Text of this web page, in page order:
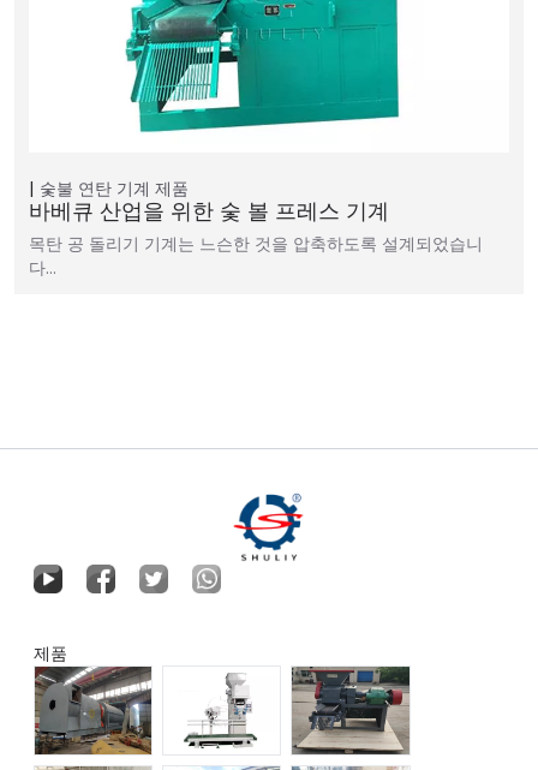
숯불 연탄 기계 제품
바베큐 산업을 위한 숯 볼 프레스 기계
목탄 공 돌리기 기계는 느슨한 것을 압축하도록 설계되었습니
다…
제품